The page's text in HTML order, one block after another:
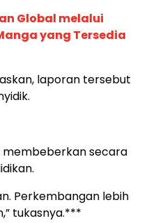
Global melalui
yang Tersedia
laporan tersebut
membeberkan secara
Perkembangan lebih
tukasnya.***